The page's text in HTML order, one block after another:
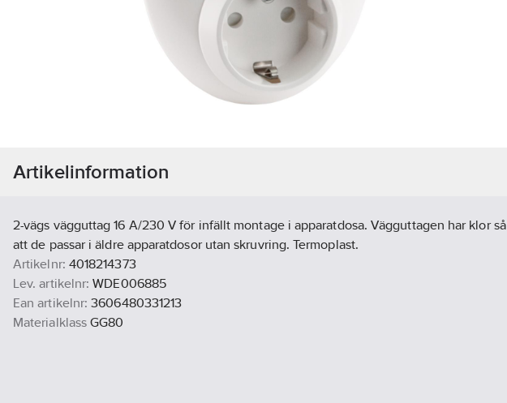
Artikelinformation
2-vägs vägguttag 16 A/230 V för infällt montage i apparatdosa. Vägguttagen har klor så
att de passar i äldre apparatdosor utan skruvring. Termoplast.
Artikelnr: 4018214373
Lev. artikelnr: WDE006885
Ean artikelnr: 3606480331213
Materialklass GG80